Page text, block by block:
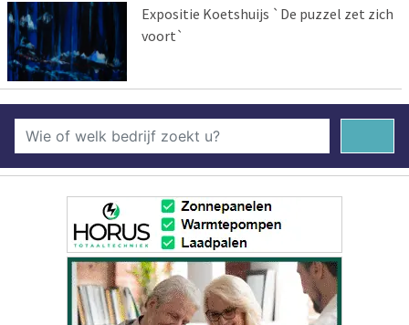
Expositie Koetshuijs `De puzzel zet zich
voort`